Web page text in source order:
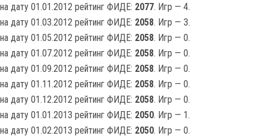
на дату 01.01.2012 рейтинг ФИДЕ: 2077. Игр — 4.
на дату 01.03.2012 рейтинг ФИДЕ: 2058. Игр — 3.
на дату 01.05.2012 рейтинг ФИДЕ: 2058. Игр — 0.
на дату 01.07.2012 рейтинг ФИДЕ: 2058. Игр — 0.
на дату 01.09.2012 рейтинг ФИДЕ: 2058. Игр — 0.
на дату 01.11.2012 рейтинг ФИДЕ: 2058. Игр — 0.
на дату 01.12.2012 рейтинг ФИДЕ: 2058. Игр — 0.
на дату 01.01.2013 рейтинг ФИДЕ: 2050. Игр — 1.
на дату 01.02.2013 рейтинг ФИДЕ: 2050. Игр — 0.